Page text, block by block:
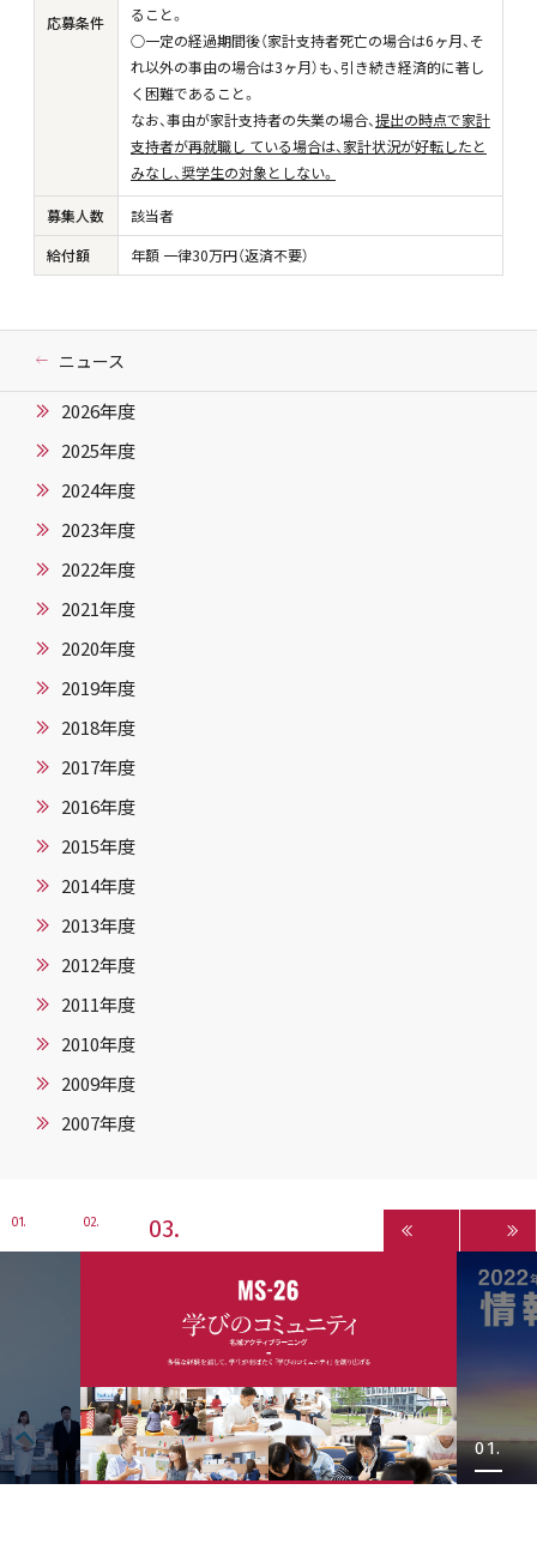
応募条件
ること。
○一定の経過期間後（家計支持者死亡の場合は6ヶ月、そ
れ以外の事由の場合は3ヶ月）も、引き続き経済的に著し
く困難であること。
なお、事由が家計支持者の失業の場合、提出の時点で家計
支持者が再就職し ている場合は、家計状況が好転したと
みなし、奨学生の対象としない。
募集人数
該当者
給付額
年額 一律30万円（返済不要）
ニュース
2026年度
2025年度
2024年度
2023年度
2022年度
2021年度
2020年度
2019年度
2018年度
2017年度
2016年度
2015年度
2014年度
2013年度
2012年度
2011年度
2010年度
2009年度
2007年度
1 2 3